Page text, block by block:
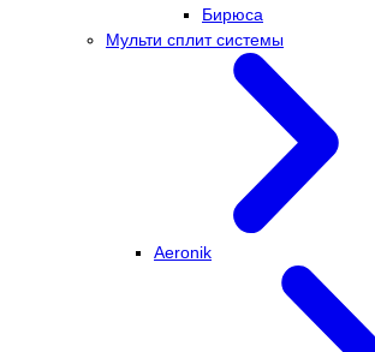
Бирюса
Мульти сплит системы
Aeronik